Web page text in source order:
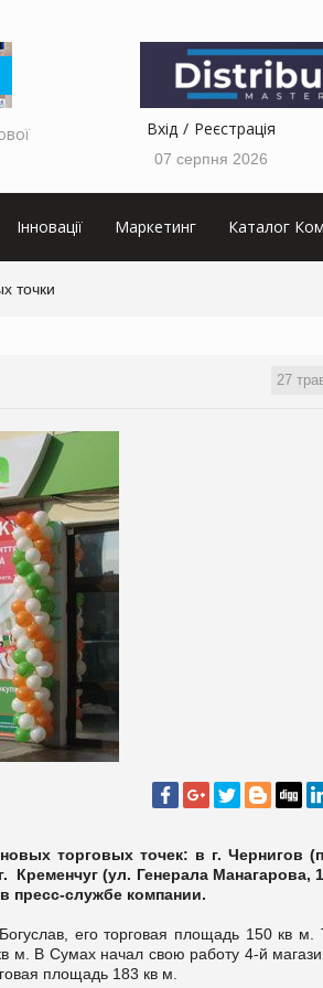
Вхід Реєстрація
07 серпня 2026
Інновації Маркетинг Каталог
точки
27
торговых точек: в г. Чернигов
Кременчуг (ул. Генерала Манагарова,
пресс-службе компании.
его торговая площадь 150 кв м.
м. В Сумах начал свою работу 4-й
площадь 183 кв м.